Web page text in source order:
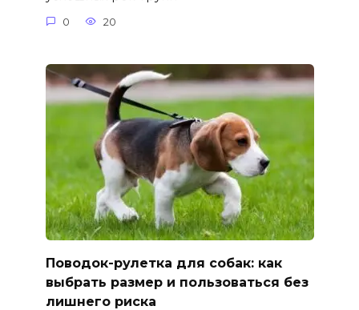
0 20
Поводок-рулетка для собак: как
выбрать размер и пользоваться без
лишнего риска